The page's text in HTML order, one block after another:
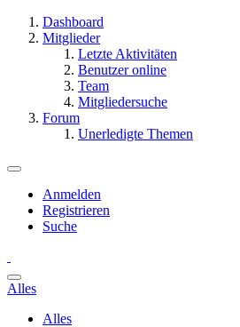
Dashboard
Mitglieder
Letzte Aktivitäten
Benutzer online
Team
Mitgliedersuche
Forum
Unerledigte Themen
Anmelden
Registrieren
Suche
Alles
Alles